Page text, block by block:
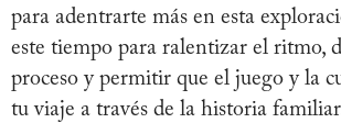
para adentrarte más en esta
este tiempo para ralentizar el ritmo,
proceso y permitir que el juego y la
tu viaje a través de la historia